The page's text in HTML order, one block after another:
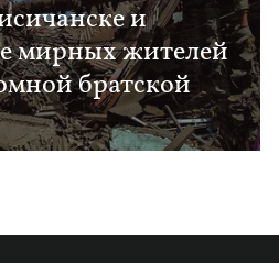
и
мирных жителей
братской